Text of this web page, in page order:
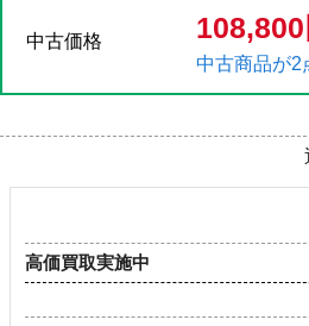
中古価格 108,800
中古商品が2
高価買取実施中